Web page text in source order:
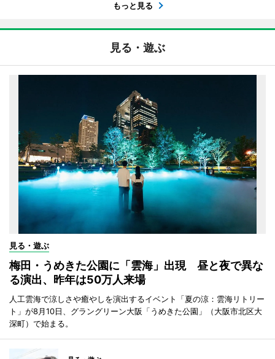
もっと見る
見る・遊ぶ
見る・遊ぶ
梅田・うめきた公園に「雲海」出現 昼と夜で異な
る演出、昨年は50万人来場
人工雲海で涼しさや癒やしを演出するイベント「夏の涼：雲海リトリー
ト」が8月10日、グラングリーン大阪「うめきた公園」（大阪市北区大
深町）で始まる。